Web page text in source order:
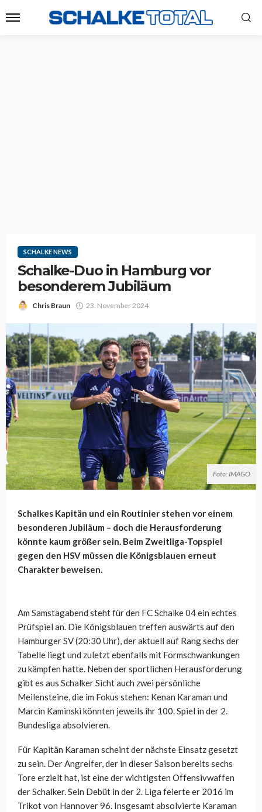
SCHALKE NEWS
Schalke-Duo in Hamburg vor
besonderem Jubiläum
Chris Braun 23. November 2024
Foto: IMAGO
Schalkes Kapitän und ein Routinier stehen vor einem
besonderen Jubiläum – doch die Herausforderung
könnte kaum größer sein. Beim Zweitliga-Topspiel
gegen den HSV müssen die Königsblauen erneut
Charakter beweisen.
Am Samstagabend steht für den FC Schalke 04 ein echtes
Prüfspiel an. Die Königsblauen treffen auswärts auf den
Hamburger SV (20:30 Uhr), der aktuell auf Rang sechs der
Tabelle liegt und zuletzt ebenfalls mit Formschwankungen
zu kämpfen hatte. Neben der sportlichen Herausforderung
gibt es aus Schalker Sicht auch zwei persönliche
Meilensteine, die im Fokus stehen: Kenan Karaman und
Marcin Kaminski könnten jeweils ihr 100. Spiel in der 2.
Bundesliga absolvieren.
Für Kapitän Karaman scheint der nächste Einsatz gesetzt
zu sein. Der Angreifer, der in dieser Saison bereits sechs
Tore erzielt hat, ist eine der wichtigsten Offensivwaffen
der Schalker. Sein Debüt in der 2. Liga feierte er 2016 im
Trikot von Hannover 96. Insgesamt absolvierte Karaman